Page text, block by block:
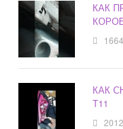
КАК
1664
КАК
Т11
2012